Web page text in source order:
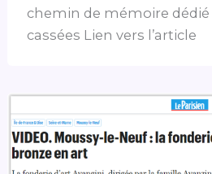
chemin de mémoire dédié
cassées Lien vers l’article